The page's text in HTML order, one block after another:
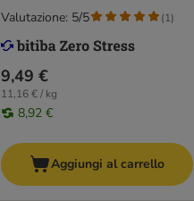
9,49 €
11,16 € / kg
8,92 €
Valutazione: 5/5 (1)
Aggiungi al carrello